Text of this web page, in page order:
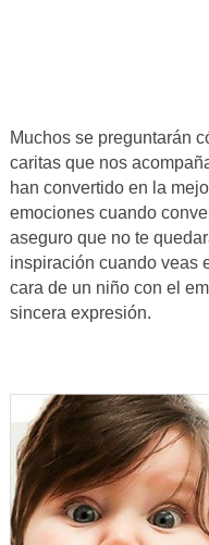
Muchos se preguntarán
caritas que nos
han convertido en la
emociones cuando
aseguro que no te
inspiración cuando veas
cara de un niño con el
sincera expresión.